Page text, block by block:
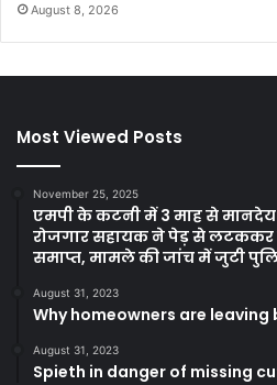
August 8, 2026
Most Viewed Posts
November 25, 2025
एमपी के कटनी में 3 माह से
रोजगार सहायक ने पेड़ से लटककर
समाप्त, मामले की जांच में जुटी
August 31, 2023
Why homeowners are
August 31, 2023
Spieth in danger of missing